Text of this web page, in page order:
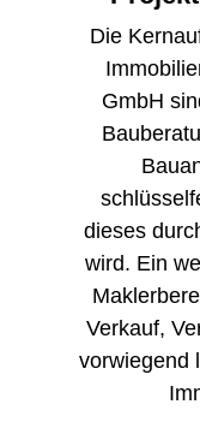
Die
GmbH
dieses
wird. Ein
Verkauf,
vorwiegend